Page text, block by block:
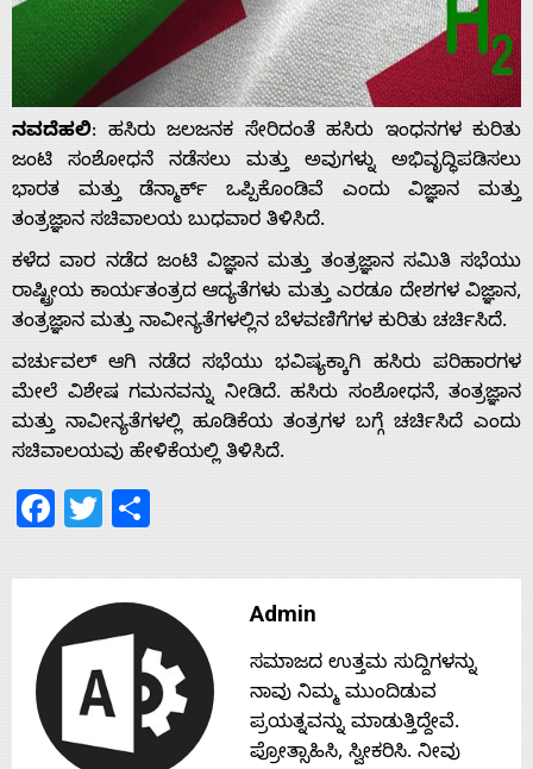
Home
About
Us
Advertise
With
ನವದೆಹಲಿ: ಹಸಿರು ಜಲಜನಕ ಸೇರಿದಂತೆ ಹಸಿರು ಇಂಧನಗಳ ಕುರಿತು
ಜಂಟಿ ಸಂಶೋಧನೆ ನಡೆಸಲು ಮತ್ತು ಅವುಗಳ್ನು ಅಭಿವೃದ್ಧಿಪಡಿಸಲು
ಭಾರತ ಮತ್ತು ಡೆನ್ಮಾರ್ಕ್ ಒಪ್ಪಿಕೊಂಡಿವೆ ಎಂದು ವಿಜ್ಞಾನ ಮತ್ತು
ತಂತ್ರಜ್ಞಾನ ಸಚಿವಾಲಯ ಬುಧವಾರ ತಿಳಿಸಿದೆ.
ಕಳೆದ ವಾರ ನಡೆದ ಜಂಟಿ ವಿಜ್ಞಾನ ಮತ್ತು ತಂತ್ರಜ್ಞಾನ ಸಮಿತಿ ಸಭೆಯು
ರಾಷ್ಟ್ರೀಯ ಕಾರ್ಯತಂತ್ರದ ಆದ್ಯತೆಗಳು ಮತ್ತು ಎರಡೂ ದೇಶಗಳ ವಿಜ್ಞಾನ,
ತಂತ್ರಜ್ಞಾನ ಮತ್ತು ನಾವೀನ್ಯತೆಗಳಲ್ಲಿನ ಬೆಳವಣಿಗೆಗಳ ಕುರಿತು ಚರ್ಚಿಸಿದೆ.
ವರ್ಚುವಲ್‌ ಆಗಿ ನಡೆದ ಸಭೆಯು ಭವಿಷ್ಯಕ್ಕಾಗಿ ಹಸಿರು ಪರಿಹಾರಗಳ
ಮೇಲೆ ವಿಶೇಷ ಗಮನವನ್ನು ನೀಡಿದೆ. ಹಸಿರು ಸಂಶೋಧನೆ, ತಂತ್ರಜ್ಞಾನ
ಮತ್ತು ನಾವೀನ್ಯತೆಗಳಲ್ಲಿ ಹೂಡಿಕೆಯ ತಂತ್ರಗಳ ಬಗ್ಗೆ ಚರ್ಚಿಸಿದೆ ಎಂದು
ಸಚಿವಾಲಯವು ಹೇಳಿಕೆಯಲ್ಲಿ ತಿಳಿಸಿದೆ.
Facebook
Twitter
Admin
ಸಮಾಜದ ಉತ್ತಮ ಸುದ್ದಿಗಳನ್ನು
ನಾವು ನಿಮ್ಮ ಮುಂದಿಡುವ
ಪ್ರಯತ್ನವನ್ನು ಮಾಡುತ್ತಿದ್ದೇವೆ.
ಪ್ರೋತ್ಸಾಹಿಸಿ, ಸ್ವೀಕರಿಸಿ. ನೀವು